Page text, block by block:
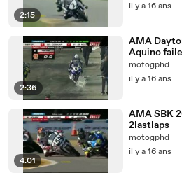
2:15
il y a 16 ans
2:36
AMA
Aquino
motogphd
il y a 16 ans
4:01
AMA SBK
2lastlaps
motogphd
il y a 16 ans